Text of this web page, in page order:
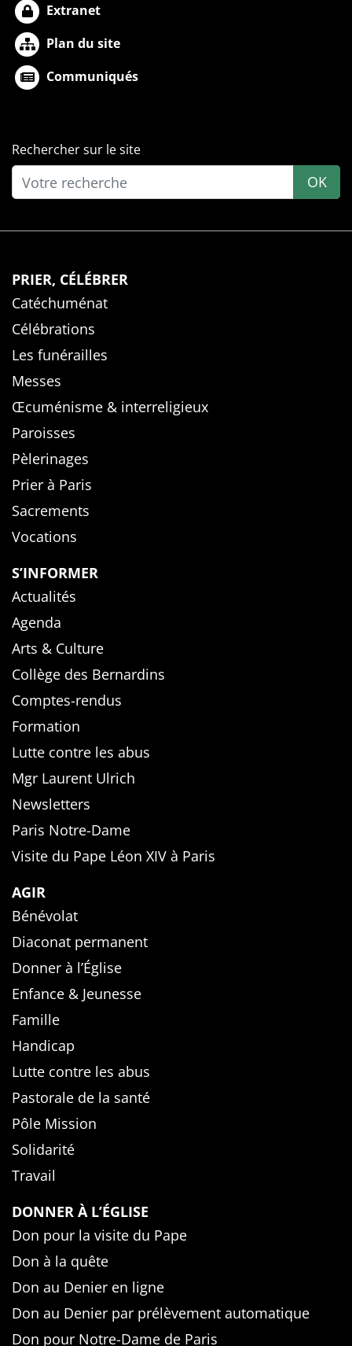
Extranet
Plan du site
Communiqués
Rechercher sur le site
OK
PRIER, CÉLÉBRER
Catéchuménat
Célébrations
Les funérailles
Messes
Œcuménisme & interreligieux
Paroisses
Pèlerinages
Prier à Paris
Sacrements
Vocations
S’INFORMER
Actualités
Agenda
Arts & Culture
Collège des Bernardins
Comptes-rendus
Formation
Lutte contre les abus
Mgr Laurent Ulrich
Newsletters
Paris Notre-Dame
Visite du Pape Léon XIV à Paris
AGIR
Bénévolat
Diaconat permanent
Donner à l’Église
Enfance & Jeunesse
Famille
Handicap
Lutte contre les abus
Pastorale de la santé
Pôle Mission
Solidarité
Travail
DONNER À L’ÉGLISE
Don pour la visite du Pape
Don à la quête
Don au Denier en ligne
Don au Denier par prélèvement automatique
Don pour Notre-Dame de Paris